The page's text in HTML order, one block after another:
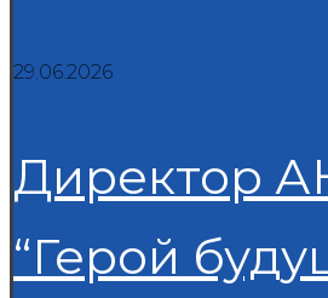
29.06.2026
Директор
“Герой